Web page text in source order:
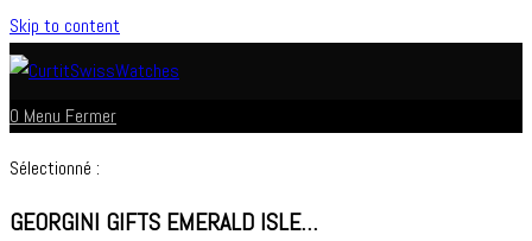
Skip to content
0 Menu Fermer
Sélectionné :
GEORGINI GIFTS EMERALD ISLE…